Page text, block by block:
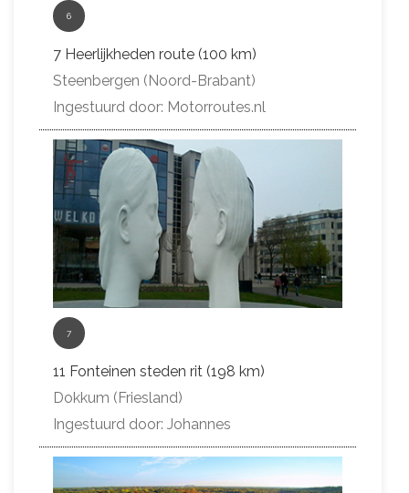
6
7 Heerlijkheden route (100 km)
Steenbergen (Noord-Brabant)
Ingestuurd door: Motorroutes.nl
7
11 Fonteinen steden rit (198 km)
Dokkum (Friesland)
Ingestuurd door: Johannes